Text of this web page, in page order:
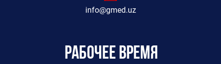
info@gmed.uz
Рабочее время